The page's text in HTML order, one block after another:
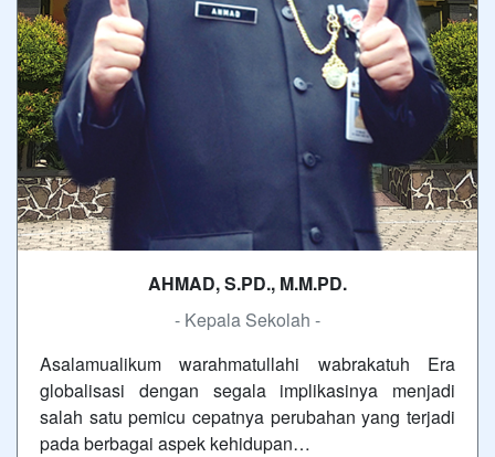
AHMAD, S.PD., M.M.PD.
- Kepala Sekolah -
Asalamualikum warahmatullahi wabrakatuh Era
globalisasi dengan segala implikasinya menjadi
salah satu pemicu cepatnya perubahan yang terjadi
pada berbagai aspek kehidupan…